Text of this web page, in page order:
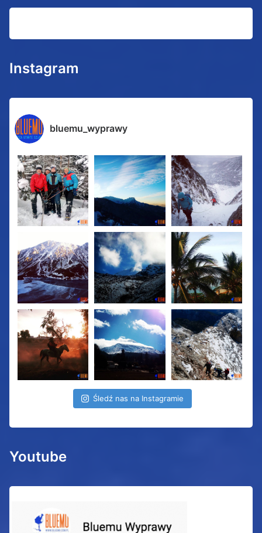
Instagram
bluemu_wyprawy
Śledź nas na Instagramie
Youtube